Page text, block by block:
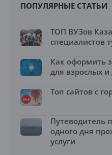
ПОПУЛЯРНЫЕ СТАТЬИ
ТОП ВУЗов
специалистов
Как оформить
для взрослых и
Топ сайтов с
Путеводитель
одного дня
услуги